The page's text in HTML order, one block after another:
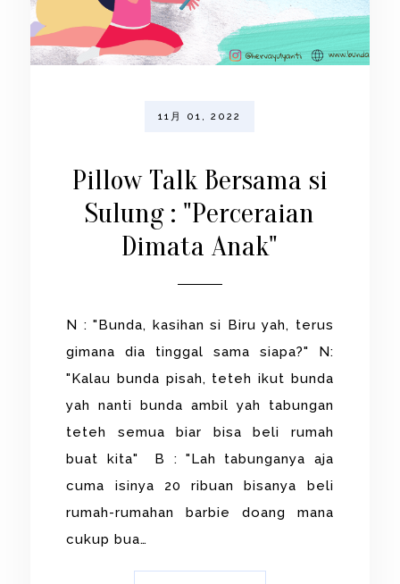
11月 01, 2022
Pillow Talk Bersama si
Sulung : "Perceraian
Dimata Anak"
N : "Bunda, kasihan si Biru yah, terus
gimana dia tinggal sama siapa?" N:
"Kalau bunda pisah, teteh ikut bunda
yah nanti bunda ambil yah tabungan
teteh semua biar bisa beli rumah
buat kita" B : "Lah tabunganya aja
cuma isinya 20 ribuan bisanya beli
rumah-rumahan barbie doang mana
cukup bua…